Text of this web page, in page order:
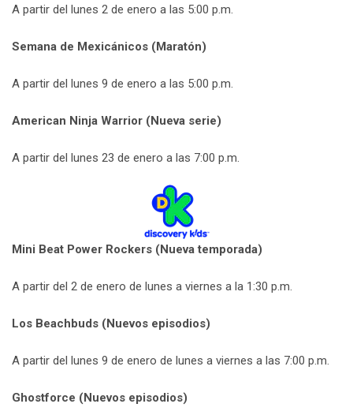
A partir del lunes 2 de enero a las 5:00 p.m.
Semana de Mexicánicos (Maratón)
A partir del lunes 9 de enero a las 5:00 p.m.
American Ninja Warrior (Nueva serie)
A partir del lunes 23 de enero a las 7:00 p.m.
Mini Beat Power Rockers (Nueva temporada)
A partir del 2 de enero de lunes a viernes a la 1:30 p.m.
Los Beachbuds (Nuevos episodios)
A partir del lunes 9 de enero de lunes a viernes a las 7:00 p.m.
Ghostforce (Nuevos episodios)